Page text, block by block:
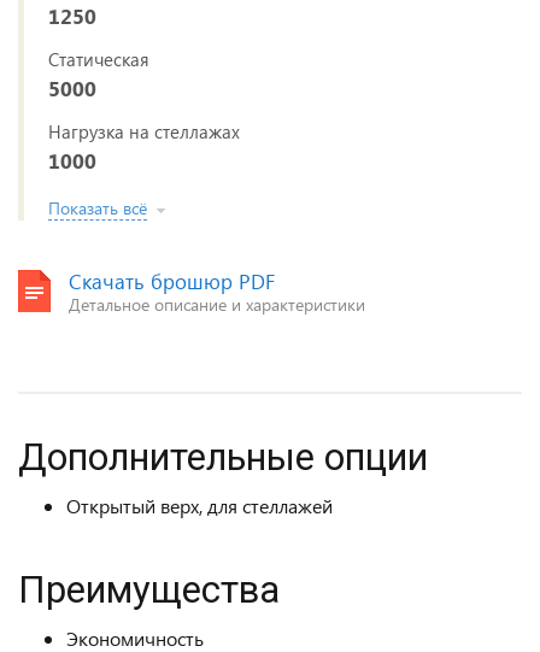
1250
Статическая
5000
Нагрузка на стеллажах
1000
Показать всё
Скачать брошюр PDF
Детальное описание и характеристики
Дополнительные опции
Открытый верх, для стеллажей
Преимущества
Экономичность